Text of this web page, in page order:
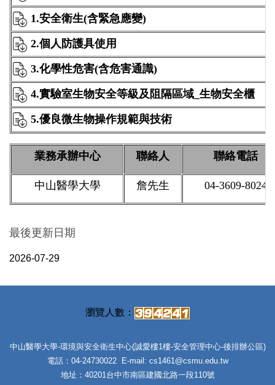
1.安全衛生(含緊急應變)
2.個人防護具使用
3.化學性危害(含危害通識)
4.實驗室生物安全等級及阻隔區域_生物安全櫃
5.優良微生物操作規範與技術
業務承辦中心 聯絡人 聯絡電話
中山醫學大學 詹先生 04-3609-8024
最後更新日期
2026-07-29
中山醫學大學-環境與安全衛生中心(誠愛樓1樓-安全管理中心-後排辦公區)
電話：04-24730022 E-mail: cs1461@csmu.edu.tw
地址：40201台中市南區建國北路一段110號